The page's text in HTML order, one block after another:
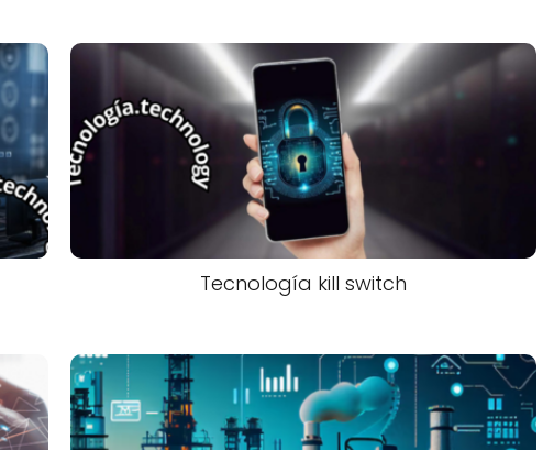
Tecnología kill switch